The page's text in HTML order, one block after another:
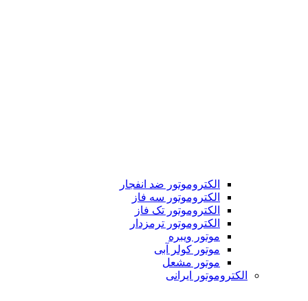
الکتروموتور ضد انفجار
الکتروموتور سه فاز
الکتروموتور تک فاز
الکتروموتور ترمزدار
موتور ویبره
موتور کولر آبی
موتور مشعل
الکتروموتور ایرانی